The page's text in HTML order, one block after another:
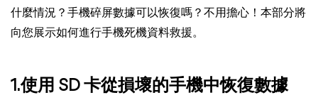
什麼情況？手機碎屏數據可以恢復嗎？不用擔心！本部分將
向您展示如何進行手機死機資料救援。
1.使用 SD 卡從損壞的手機中恢復數據